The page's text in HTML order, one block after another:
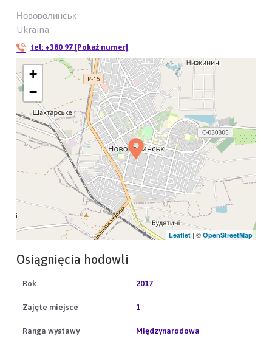
Нововолинськ
Ukraina
tel: +380 97 [Pokaż numer]
+
−
Leaflet| © OpenStreetMap
Osiągnięcia hodowli
2017
1
Międzynarodowa